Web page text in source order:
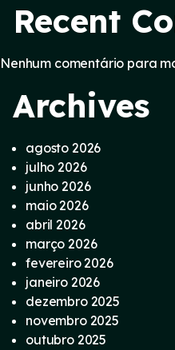
Recent
Nenhum comentário para
Archives
agosto 2026
julho 2026
junho 2026
maio 2026
abril 2026
março 2026
fevereiro 2026
janeiro 2026
dezembro 2025
novembro 2025
outubro 2025